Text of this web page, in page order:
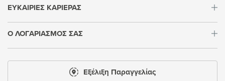
ΕΥΚΑΙΡΙΕΣ ΚΑΡΙΕΡΑΣ
Ο ΛΟΓΑΡΙΑΣΜΟΣ ΣΑΣ
Εξέλιξη Παραγγελίας